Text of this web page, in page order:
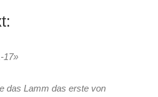
17»
das Lamm das erste von